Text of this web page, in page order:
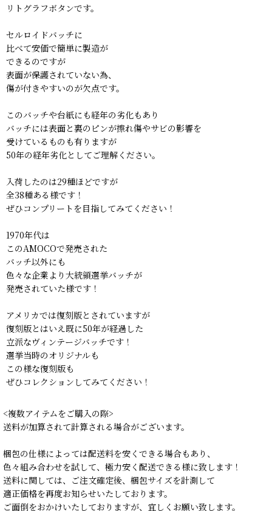
リトグラフボタンです。
セルロイドバッチに
比べて安価で簡単に製造が
できるのですが
表面が保護されていない為、
傷が付きやすいのが欠点です。
このバッチや台紙にも経年の劣化もあり
バッチには表面と裏のピンが擦れ傷やサビの影響を
受けているものも有りますが
50年の経年劣化としてご理解ください。
入荷したのは29種ほどですが
全38種ある様です！
ぜひコンプリートを目指してみてください！
1970年代は
このAMOCOで発売された
バッチ以外にも
色々な企業より大統領選挙バッチが
発売されていた様です！
アメリカでは復刻版とされていますが
復刻版とはいえ既に50年が経過した
立派なヴィンテージバッチです！
選挙当時のオリジナルも
この様な復刻版も
ぜひコレクションしてみてください！
<複数アイテムをご購入の際>
送料が加算されて計算される場合がございます。
梱包の仕様によっては配送料を安くできる場合もあり、
色々組み合わせを試して、極力安く配送できる様に致します！
送料に関しては、ご注文確定後、梱包サイズを計測して
適正価格を再度お知らせいたしております。
ご面倒をおかけいたしておりますが、宜しくお願い致します。